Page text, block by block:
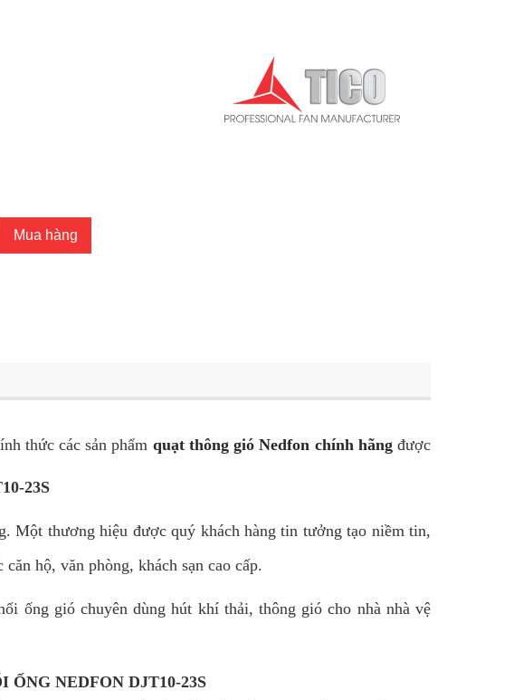
Mua hàng
thức các sản phẩm quạt thông gió Nedfon chính hãngđược
23S
Một thương hiệu được quý khách hàng tin tưởng tạo niềm tin,
hộ, văn phòng, khách sạn cao cấp.
ống gió chuyên dùng hút khí thải, thông gió cho nhà nhà vệ
NEDFON DJT10-23S